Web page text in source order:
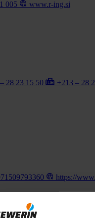
005 www.r-ing.si
28 23 15 50 +213 – 28
https://